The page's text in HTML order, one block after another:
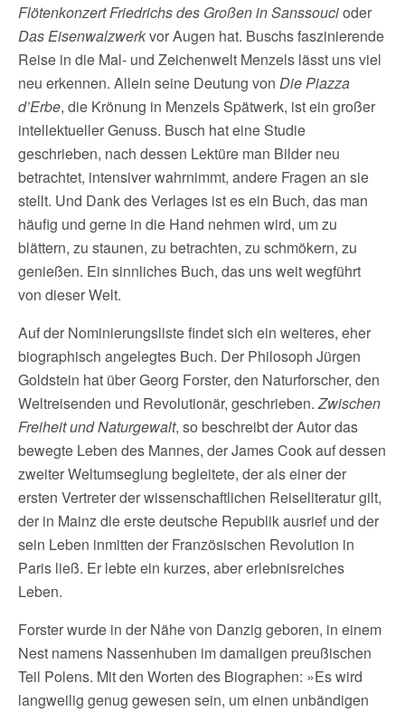
Flötenkonzert Friedrichs des Großen in Sanssoucioder
Das Eisenwalzwerkvor Augen hat. Buschs faszinierende
Reise in die Mal- und Zeichenwelt Menzels lässt uns viel
neu erkennen. Allein seine Deutung von Die Piazza
d’Erbe, die Krönung in Menzels Spätwerk, ist ein großer
intellektueller Genuss. Busch hat eine Studie
geschrieben, nach dessen Lektüre man Bilder neu
betrachtet, intensiver wahrnimmt, andere Fragen an sie
stellt. Und Dank des Verlages ist es ein Buch, das man
häufig und gerne in die Hand nehmen wird, um zu
blättern, zu staunen, zu betrachten, zu schmökern, zu
genießen. Ein sinnliches Buch, das uns weit wegführt
von dieser Welt.
Auf der Nominierungsliste findet sich ein weiteres, eher
biographisch angelegtes Buch. Der Philosoph Jürgen
Goldstein hat über Georg Forster, den Naturforscher, den
Weltreisenden und Revolutionär, geschrieben.Zwischen
Freiheit und Naturgewalt, so beschreibt der Autor das
bewegte Leben des Mannes, der James Cook auf dessen
zweiter Weltumseglung begleitete, der als einer der
ersten Vertreter der wissenschaftlichen Reiseliteratur gilt,
der in Mainz die erste deutsche Republik ausrief und der
sein Leben inmitten der Französischen Revolution in
Paris ließ. Er lebte ein kurzes, aber erlebnisreiches
Leben.
Forster wurde in der Nähe von Danzig geboren, in einem
Nest namens Nassenhuben im damaligen preußischen
Teil Polens. Mit den Worten des Biographen: »Es wird
langweilig genug gewesen sein, um einen unbändigen